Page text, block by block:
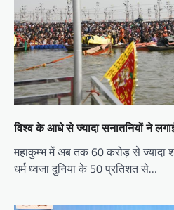
विश्व के आधे से ज्यादा सनातनियों ने
महाकुम्भ में अब तक 60 करोड़ से ज्यादा
धर्म ध्वजा दुनिया के 50 प्रतिशत से…